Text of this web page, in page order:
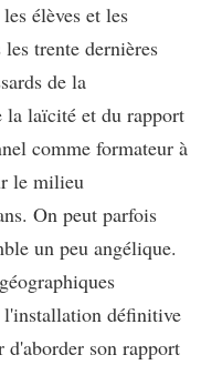
élèves et les
trente dernières
de la
la laïcité et du rapport
comme formateur à
le milieu
On peut parfois
un peu angélique.
définitive
d'aborder son rapport